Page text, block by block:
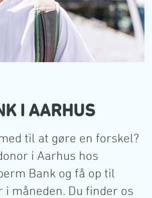
I AARHUS
til at gøre en forskel?
i Aarhus hos
Bank og få op til
i måneden. Du finder os